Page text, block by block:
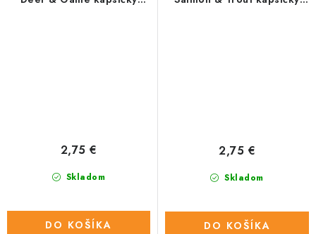
Skladom
2,75 €
DO KOŠÍKA
Skladom
2,75 €
DO KOŠÍKA